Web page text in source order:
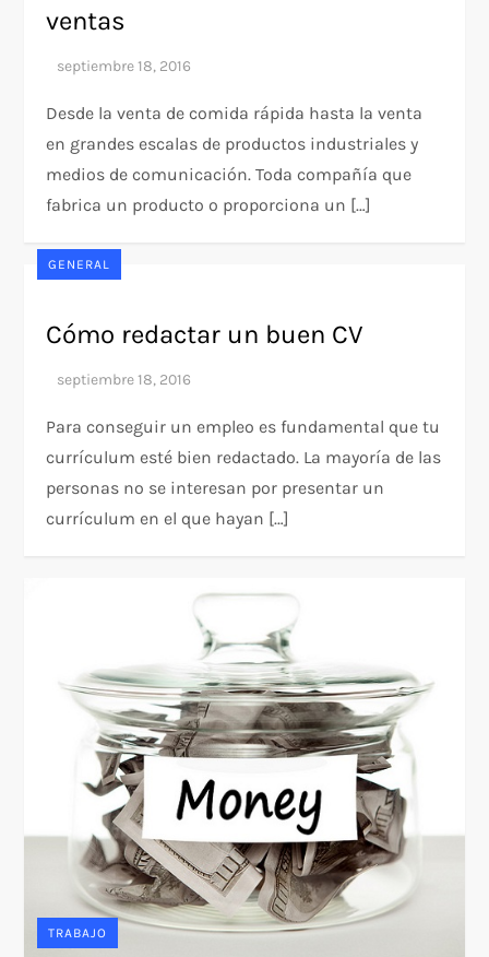
ventas
Desde la venta de comida rápida hasta la venta
en grandes escalas de productos industriales y
medios de comunicación. Toda compañía que
fabrica un producto o proporciona un […]
GENERAL
Cómo redactar un buen CV
Para conseguir un empleo es fundamental que tu
currículum esté bien redactado. La mayoría de las
personas no se interesan por presentar un
currículum en el que hayan […]
TRABAJO